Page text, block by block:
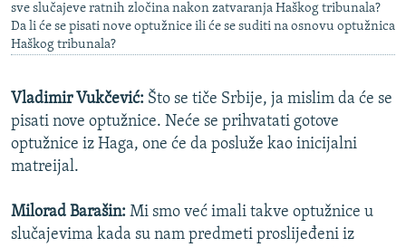
sve slučajeve ratnih zločina nakon zatvaranja Haškog tribunala?
Da li će se pisati nove optužnice ili će se suditi na osnovu optužnica
Haškog tribunala?
Vladimir Vukčević: Što se tiče Srbije, ja mislim da će se
pisati nove optužnice. Neće se prihvatati gotove
optužnice iz Haga, one će da posluže kao inicijalni
matreijal.
Milorad Barašin: Mi smo već imali takve optužnice u
slučajevima kada su nam predmeti proslijeđeni iz